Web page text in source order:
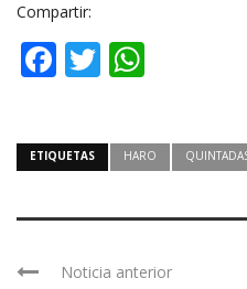
Compartir:
Facebook
Twitter
ETIQUETAS HARO
Noticia anterior